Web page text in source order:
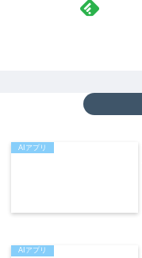
AIアプリ
AIアプリ